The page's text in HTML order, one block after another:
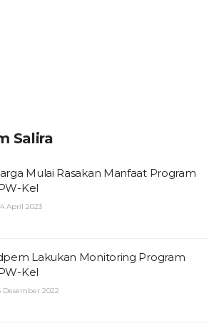
Salira
Mulai Rasakan Manfaat Program
Kel
April 2023
Lakukan Monitoring Program
Kel
Desember 2022